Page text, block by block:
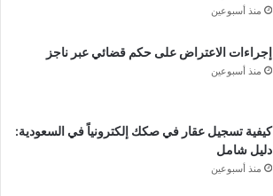
منذ أسبوعين
إجراءات الاعتراض على حكم قضائي عبر ناجز
منذ أسبوعين
كيفية تسجيل عقار في صكك إلكترونياً في السعودية:
دليل شامل
منذ أسبوعين